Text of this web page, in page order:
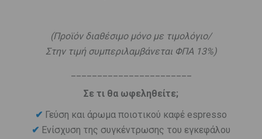
(Προϊόν διαθέσιμο μόνο με τιμολόγιο/
Στην τιμή συμπεριλαμβάνεται ΦΠΑ 13%)
Σε τι θα ωφεληθείτε;
✔ Γεύση και άρωμα ποιοτικού καφέ espresso
✔ Ενίσχυση της συγκέντρωσης του εγκεφάλου